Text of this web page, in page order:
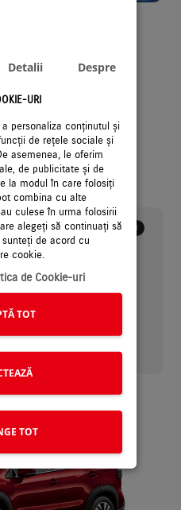
Detalii Despre
URI
personaliza conținutul și
de rețele sociale și
asemenea, le oferim
de publicitate și de
la modul în care folosiți
combina cu alte
culese în urma folosirii
alegeți să continuați să
de acord cu
cookie.
de Cookie-uri
TOT
TOT
de prezentare
48V
i
inclus)
€
GASIT